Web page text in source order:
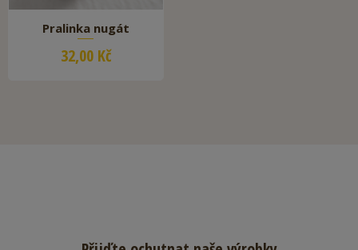
Pralinka nugát
32,00 Kč